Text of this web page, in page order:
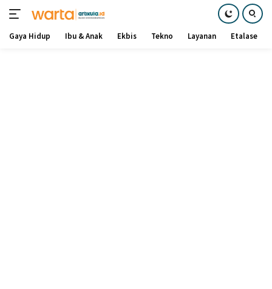
Gaya Hidup Ibu & Anak Ekbis Tekno Layanan Etalase